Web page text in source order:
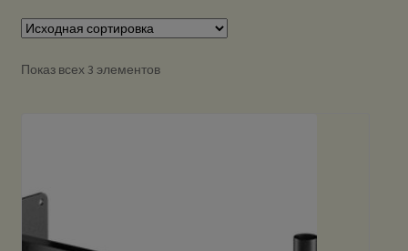
Показ всех 3 элементов